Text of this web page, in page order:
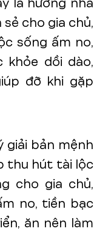
cho gia chủ,
sống ấm no,
khỏe dồi dào,
đỡ khi gặp
giải bản mệnh
thu hút tài lộc
cho gia chủ,
no, tiền bạc
ăn nên làm